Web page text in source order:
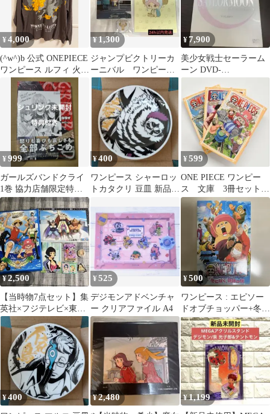
¥4,000
(^w^)b 公式 ONEPIECE
ワンピース ルフィ 火拳
長袖Tシャツ ロンT メ
ンズ Lサイズ 胸囲96-
104cm 綿100% チャコ
ールグレー ダークブラ
ウン 墨黒 バックプリン
ト 海賊旗 ドクロ 麦わ
らの一味 OM13090MR
¥1,300
ジャンプビクトリーカ
ーニバル ワンピー
ス チョッパー 缶バ
ッジ ポストカード✖︎
¥7,900
美少女戦士セーラーム
ーン DVD-
Vol.2〈完〉
¥999
ガールズバンドクライ
1巻 協力店舗限定特典
イラストカード付き
¥400
ワンピース シャーロッ
トカタクリ 豆皿 新品
落ノ懐刀
¥599
ONE PIECE ワンピー
ス 文庫 3冊セット
珍獣島のチョッパー王
国 他
¥2,500
【当時物7点セット】集
英社×フジテレビ×東映
アニメーション ワン
ピース グッズ
¥ 525
デジモンアドベンチャ
ー クリアファイル A4
¥500
ワンピース : エピソー
ドオブチョッパー+冬に
咲く、奇跡の桜
¥400 ¥2,480 ¥1,199